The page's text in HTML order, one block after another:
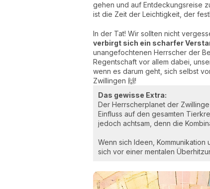
gehen und auf Entdeckungsreise
ist die Zeit der Leichtigkeit, der
In der Tat! Wir sollten nicht
verbirgt sich ein scharfer
unangefochtenen Herrscher der
Regentschaft vor allem dabei,
wenn es darum geht, sich selbst
Zwillingen 🙌!
Das gewisse Extra:
Der Herrscherplanet der
Einfluss auf den gesamten
jedoch achtsam, denn die
Wenn sich Ideen,
sich vor einer mentalen